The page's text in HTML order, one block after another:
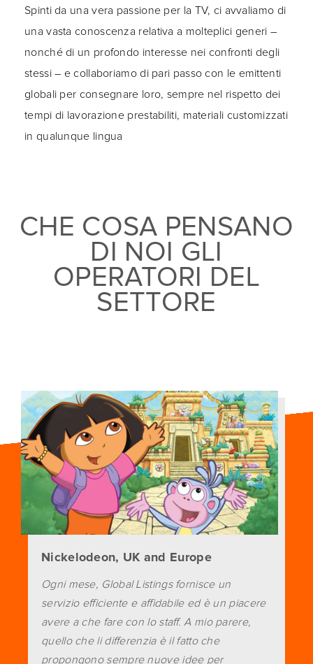
Spinti da una vera passione per la TV, ci avvaliamo di
una vasta conoscenza relativa a molteplici generi –
nonché di un profondo interesse nei confronti degli
stessi – e collaboriamo di pari passo con le emittenti
globali per consegnare loro, sempre nel rispetto dei
tempi di lavorazione prestabiliti, materiali customizzati
in qualunque lingua
CHE COSA PENSANO
DI NOI GLI
OPERATORI DEL
SETTORE
Nickelodeon, UK and Europe
Ogni mese, Global Listings fornisce un
servizio efficiente e affidabile ed è un piacere
avere a che fare con lo staff. A mio parere,
quello che li differenzia è il fatto che
propongono sempre nuove idee per